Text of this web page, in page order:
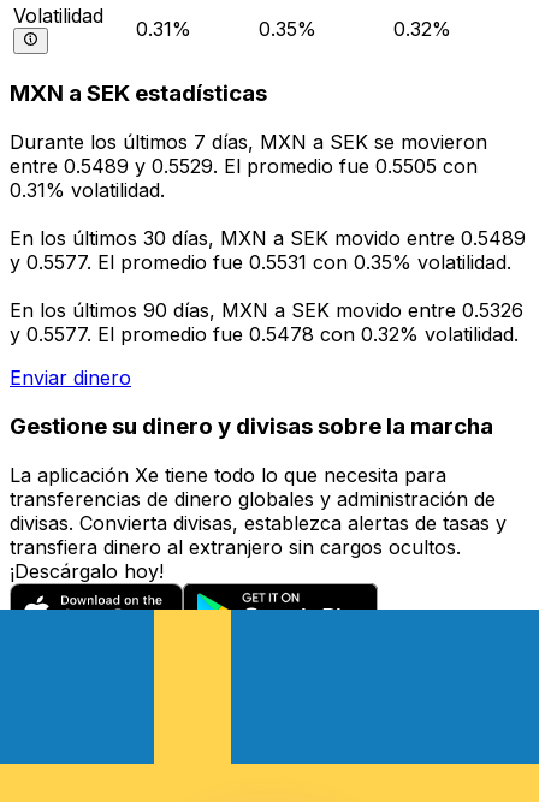
Volatilidad
0.31% 0.35% 0.32%
MXN a SEK estadísticas
Durante los últimos 7 días, MXN a SEK se movieron
entre 0.5489 y 0.5529. El promedio fue 0.5505 con
0.31% volatilidad.
En los últimos 30 días, MXN a SEK movido entre 0.5489
y 0.5577. El promedio fue 0.5531 con 0.35% volatilidad.
En los últimos 90 días, MXN a SEK movido entre 0.5326
y 0.5577. El promedio fue 0.5478 con 0.32% volatilidad.
Enviar dinero
Gestione su dinero y divisas sobre la marcha
La aplicación Xe tiene todo lo que necesita para
transferencias de dinero globales y administración de
divisas. Convierta divisas, establezca alertas de tasas y
transfiera dinero al extranjero sin cargos ocultos.
¡Descárgalo hoy!